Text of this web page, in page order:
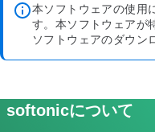
本ソフトウェアの使用
す。本ソフトウェアが
ソフトウェアのダウン
softonicについて